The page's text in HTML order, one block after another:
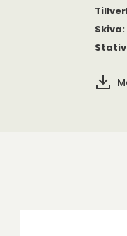
Skiva:
Stativ